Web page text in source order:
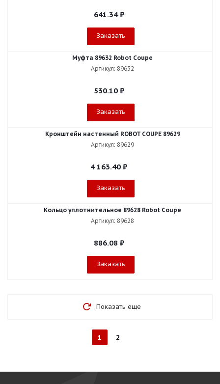
641.34₽
Заказать
Муфта 89632 Robot Coupe
Артикул: 89632
530.10₽
Заказать
Кронштейн настенный ROBOT COUPE 89629
Артикул: 89629
4 163.40 ₽
Заказать
Кольцо уплотнительное 89628 Robot Coupe
Артикул: 89628
886.08₽
Заказать
Показать еще
1 2